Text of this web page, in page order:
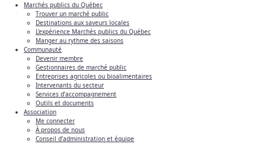
Marchés publics du Québec
Trouver un marché public
Destinations aux saveurs locales
L’expérience Marchés publics du Québec
Manger au rythme des saisons
Communauté
Devenir membre
Gestionnaires de marché public
Entreprises agricoles ou bioalimentaires
Intervenants du secteur
Services d’accompagnement
Outils et documents
Association
Me connecter
À propos de nous
Conseil d’administration et équipe